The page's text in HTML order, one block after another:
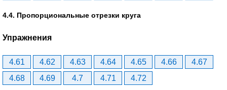
4.4. Пропорциональные отрезки круга
Упражнения
4.61 4.62 4.63 4.64 4.65 4.66
4.67
4.68
4.69 4.7 4.71 4.72